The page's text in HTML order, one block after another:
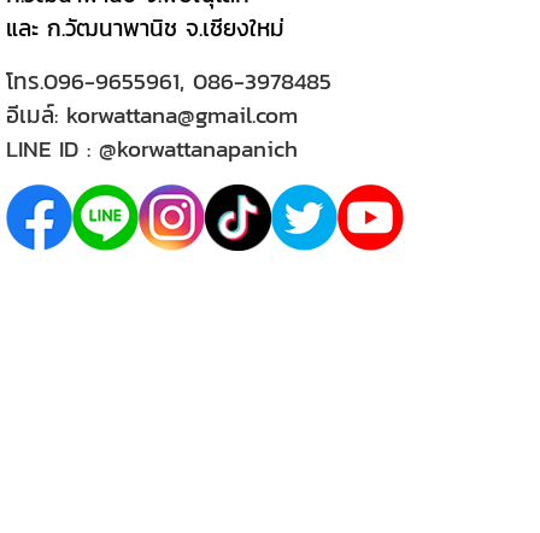
และ ก.วัฒนาพานิช จ.เชียงใหม่
โทร.096-9655961, 086-3978485
อีเมล์: korwattana@gmail.com
LINE ID : @korwattanapanich